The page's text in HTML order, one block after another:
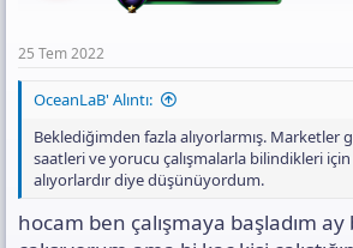
25 Tem 2022
OceanLaB' Alıntı:
Beklediğimden fazla alıyorlarmış. Marketler
saatleri ve yorucu çalışmalarla bilindikleri
alıyorlardır diye düşünüyordum.
hocam ben çalışmaya başladım ay